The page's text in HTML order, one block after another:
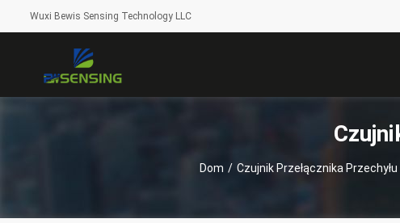
Wuxi Bewis Sensing Technology LLC
Dom / Czujnik Przełącznika Przechyłu